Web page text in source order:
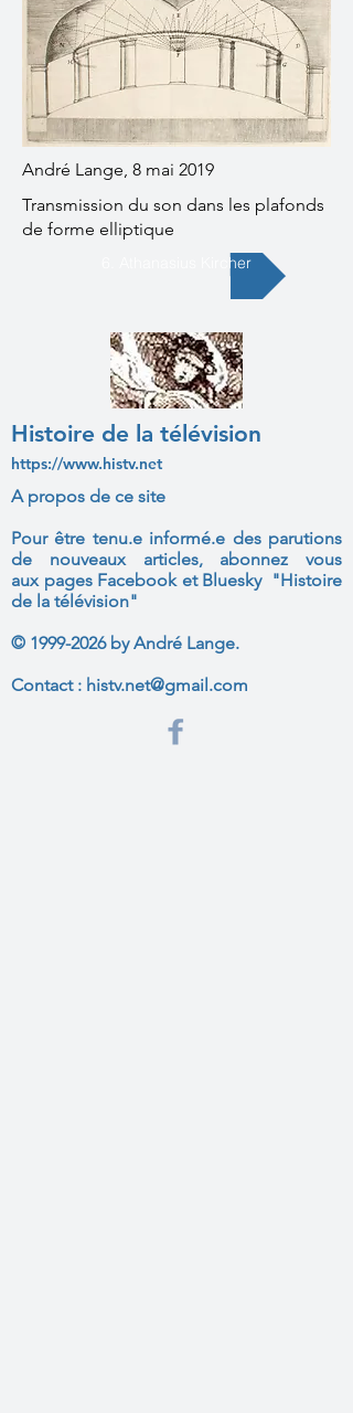
André Lange, 8 mai 2019
Transmission du son dans les plafonds
de forme elliptique
6. Athanasius Kircher
Histoire de la télévision
https://www.histv.net
A propos de ce site
Pour être tenu.e informé.e des parutions
de nouveaux articles, abonnez vous
aux pages Facebook et Bluesky "Histoire
de la télévision"
© 1999-2026by André Lange.
Contact : histv.net@gmail.com